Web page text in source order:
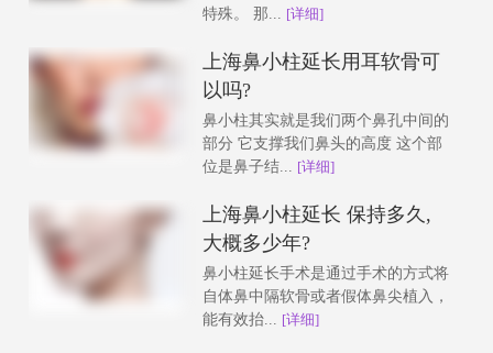
特殊。 那...
[详细]
上海鼻小柱延长用耳软骨可
以吗?
鼻小柱其实就是我们两个鼻孔中间的
部分 它支撑我们鼻头的高度 这个部
位是鼻子结... [详细]
上海鼻小柱延长 保持多久,
大概多少年?
鼻小柱延长手术是通过手术的方式将
自体鼻中隔软骨或者假体鼻尖植入，
能有效抬... [详细]